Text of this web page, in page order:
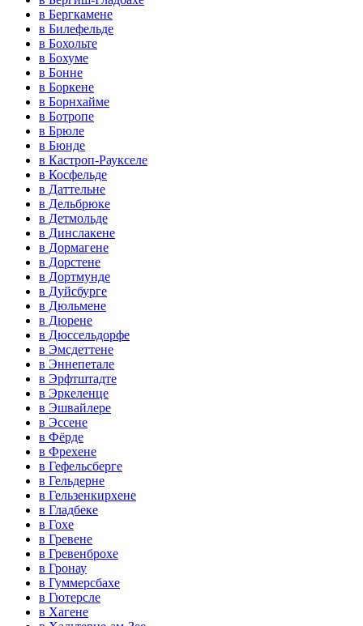
в Бергкамене
в Билефельде
в Бохольте
в Бохуме
в Бонне
в Боркене
в Борнхайме
в Ботропе
в Брюле
в Бюнде
в Кастроп-Раукселе
в Косфельде
в Даттельне
в Дельбрюке
в Детмольде
в Динслакене
в Дормагене
в Дорстене
в Дортмунде
в Дуйсбурге
в Дюльмене
в Дюрене
в Дюссельдорфе
в Эмсдеттене
в Эннепетале
в Эрфтштадте
в Эркеленце
в Эшвайлере
в Эссене
в Фёрде
в Фрехене
в Гефельсберге
в Гельдерне
в Гельзенкирхене
в Гладбеке
в Гохе
в Гревене
в Гревенброхе
в Гронау
в Гуммерсбахе
в Гютерсле
в Хагене